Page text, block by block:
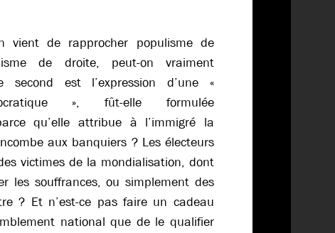
vient de rapprocher populisme de
de droite, peut-on vraiment
second est l’expression d’une «
», fût-elle formulée
qu’elle attribue à l’immigré la
aux banquiers ? Les électeurs
victimes de la mondialisation, dont
les souffrances, ou simplement des
? Et n’est-ce pas faire un cadeau
national que de le qualifier